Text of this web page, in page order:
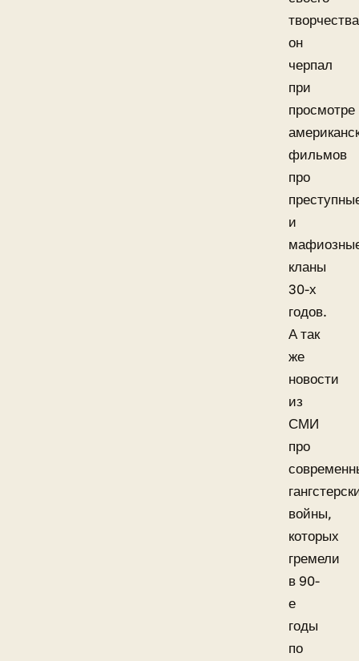
творчества
он
черпал
при
просмотре
фильмов
про
и
кланы
30-х
годов.
А так
же
новости
из
СМИ
про
войны,
которых
гремели
в 90-
е
годы
по